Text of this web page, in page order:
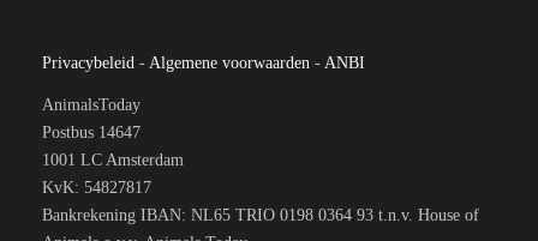
Privacybeleid - Algemene voorwaarden - ANBI
AnimalsToday
Postbus 14647
1001 LC Amsterdam
KvK: 54827817
Bankrekening IBAN: NL65 TRIO 0198 0364 93 t.n.v. House of